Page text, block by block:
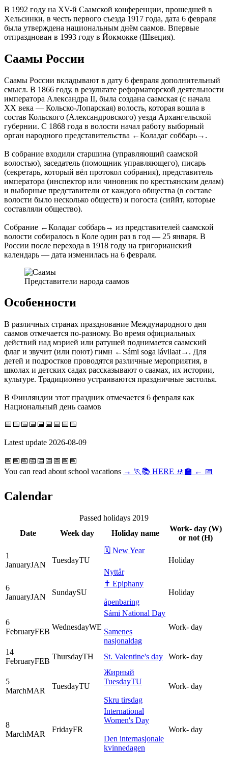
В 1992 году на XV-й Саамской конференции, прошедшей в
Хельсинки, в честь первого съезда 1917 года, дата 6 февраля
была утверждена национальным днём саамов. Впервые
отпразднован в 1993 году в Йокмокке (Швеция).
Саамы России
Саамы России вкладывают в дату 6 февраля дополнительный
смысл. В 1866 году, в результате реформаторской деятельности
императора Александра II, была создана саамская (с начала
XX века — Кольско-Лопарская) волость, которая вошла в
состав Кольского (Александровского) уезда Архангельской
губернии. C 1868 года в волости начал работу выборный
орган народного представительства ←Коладаг соббарь→.
В собрание входили старшина (управляющий саамской
волостью), заседатель (помощник управляющего), писарь
(секретарь, который вёл протокол собрания), представитель
императора (инспектор или чиновник по крестьянским делам)
и выборные представители от каждого общества (в составе
волости было несколько обществ) и погоста (сиййт, которые
составляли общество).
Собрание ←Коладаг соббарь→ из представителей саамской
волости собиралось в Коле один раз в год — 25 января. В
России после перехода в 1918 году на григорианский
календарь — дата изменилась на 6 февраля.
Представители народа саамов
Особенности
В различных странах празднование Международного дня
саамов отмечается по-разному. Во время официальных
действий над мэрией или ратушей поднимается саамский
флаг и звучит (или поют) гимн ←Sámi soga lávllaat→. Для
детей и подростков проводятся различные мероприятия, в
школах и детских садах рассказывают о саамах, их истории,
культуре. Традиционно устраиваются праздничные застолья.
В Финляндии этот праздник отмечается 6 февраля как
Национальный день саамов
📅 📅📅📅📅📅📅📅📅
Latest update 2026-08-09
📅📅📅📅📅📅📅📅 📅
You can read about school vacations → 🏃📚 HERE 🚸🏫 ← 📅
Calendar
Passed holidays 2019
Date
Week day Holiday name
Work- day (W)
or not (H)
1
JanuaryJAN
TuesdayTU
🗓 New Year
Nyttår
Holiday
6
JanuaryJAN
SundaySU
✝ Epiphany
åpenbaring
Holiday
6
FebruaryFEB
WednesdayWE
Sámi National Day
Samenes
nasjonaldag
Work- day
14
FebruaryFEB
ThursdayTH St. Valentine's day Work- day
5
MarchMAR
TuesdayTU
Жирный
TuesdayTU
Skru tirsdag
Work- day
8
MarchMAR
FridayFR
International
Women's Day
Den internasjonale
kvinnedagen
Work- day